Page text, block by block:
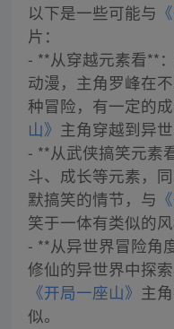
以下是一些可能与
片：
- **从穿越元素看**
动漫，主角罗峰在
种冒险，有一定的
山》 主角穿越到异
- **从武侠搞笑元素
斗、成长等元素，
默搞笑的情节，与
笑于一体有类似的风
- **从异世界冒险角
修仙的异世界中探
《开局一座山》 主
似。